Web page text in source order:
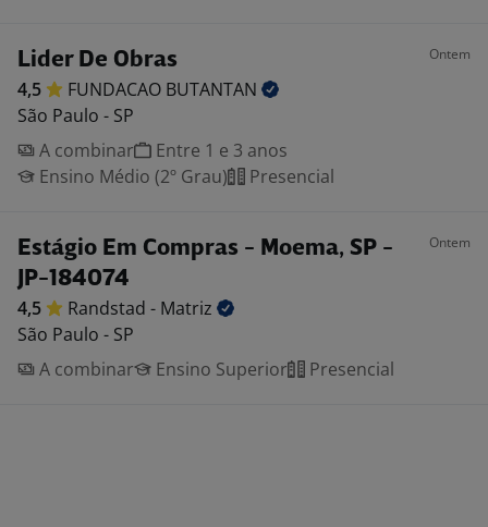
Lider De Obras Ontem
4,5 FUNDACAO BUTANTAN
São Paulo - SP
A combinar
Entre 1 e 3 anos
Ensino Médio (2º Grau)
Presencial
Estágio Em Compras - Moema, SP -
JP-184074
Ontem
4,5 Randstad - Matriz
São Paulo - SP
A combinar
Ensino Superior Presencial